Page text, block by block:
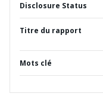
Disclosure Status
Titre du rapport
Mots clé